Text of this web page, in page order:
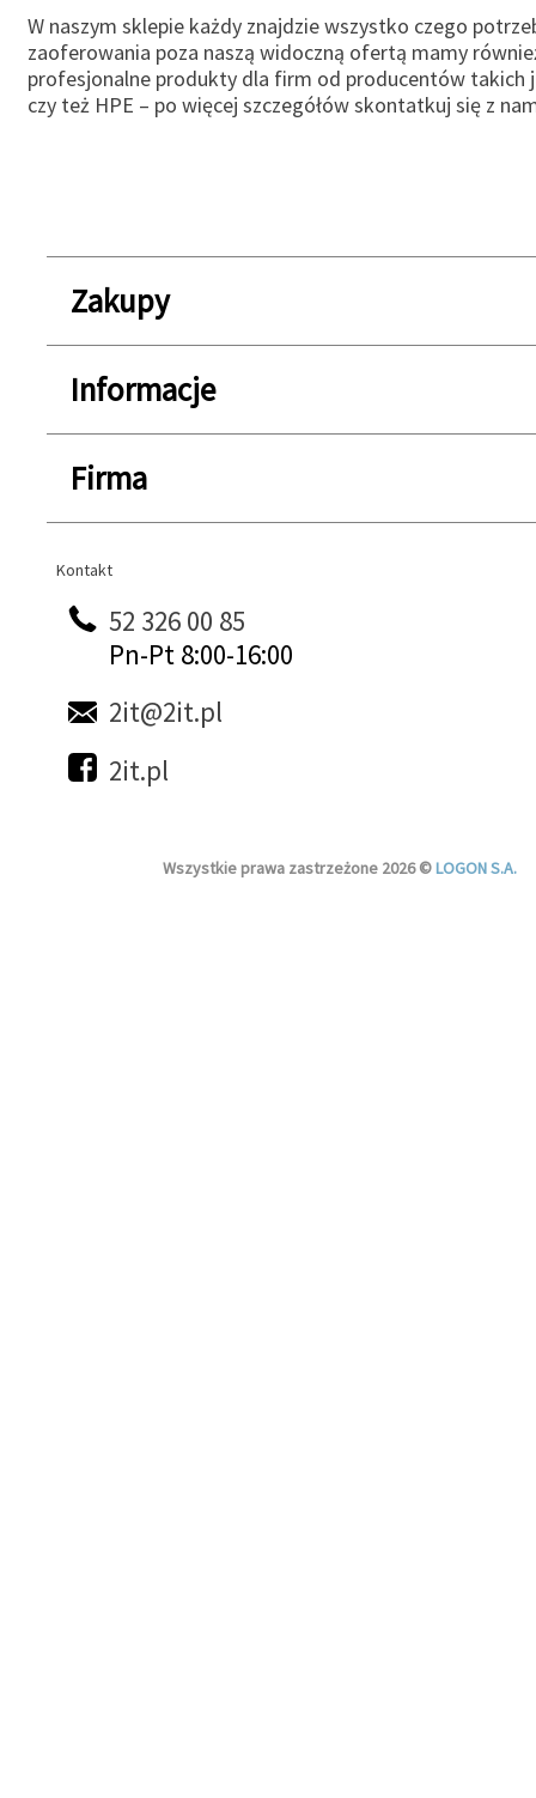
W naszym sklepie każdy znajdzie wszystko czego
zaoferowania poza naszą widoczną ofertą mamy
profesjonalne produkty dla firm od producentów takich
czy też HPE – po więcej szczegółów skontatkuj się z
Zakupy
Informacje
Firma
Kontakt
Kontakt
52 326 00 85
Pn-Pt 8:00-16:00
2it@2it.pl
2it.pl
Wszystkie prawa zastrzeżone 2026 ©LOGON S.A.